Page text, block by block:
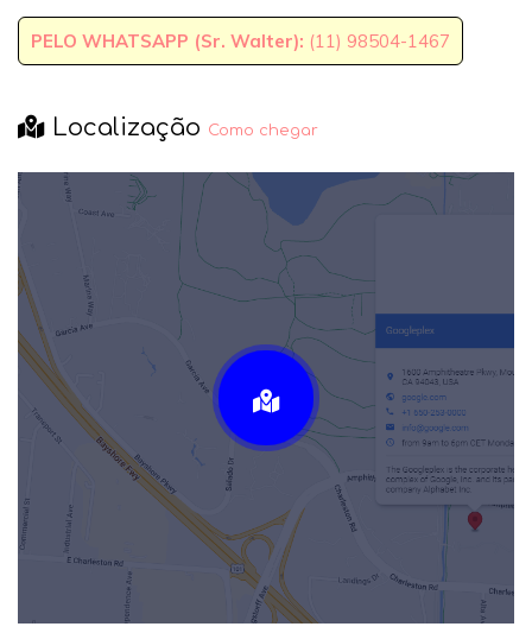
PELO WHATSAPP (Sr. Walter): (11) 98504-1467
Localização Como chegar